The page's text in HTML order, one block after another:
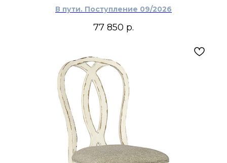
В пути. Поступление 09/2026
77 850 р.